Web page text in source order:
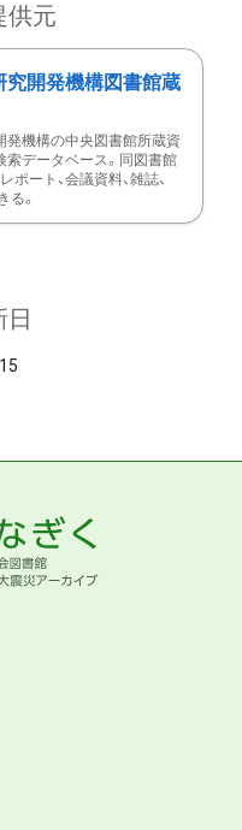
供元
究開発機構図書館蔵
発機構の中央図書館所蔵資
索データベース。同図書館
ポート、会議資料、雑誌、
る。
日